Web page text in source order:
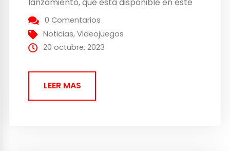
lanzamiento, que está disponible en este
LINK. Menéate y baila al ritmo de
canciones míticas de artistas tan
relevantes como The Jonas Brothers,
0 Comentarios
Noticias,Videojuegos
20 octubre, 2023
LEER MAS